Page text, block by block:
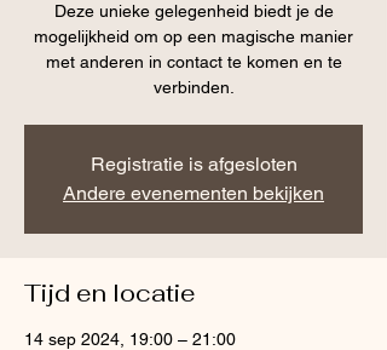
Deze unieke gelegenheid biedt je de
mogelijkheid om op een magische manier
met anderen in contact te komen en te
verbinden.
Registratie is afgesloten
Andere evenementen bekijken
Tijd en locatie
14 sep 2024, 19:00 – 21:00